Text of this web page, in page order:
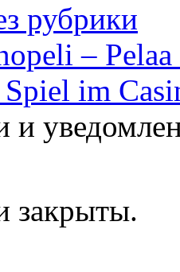
рубрики
–
im
и
закрыты.